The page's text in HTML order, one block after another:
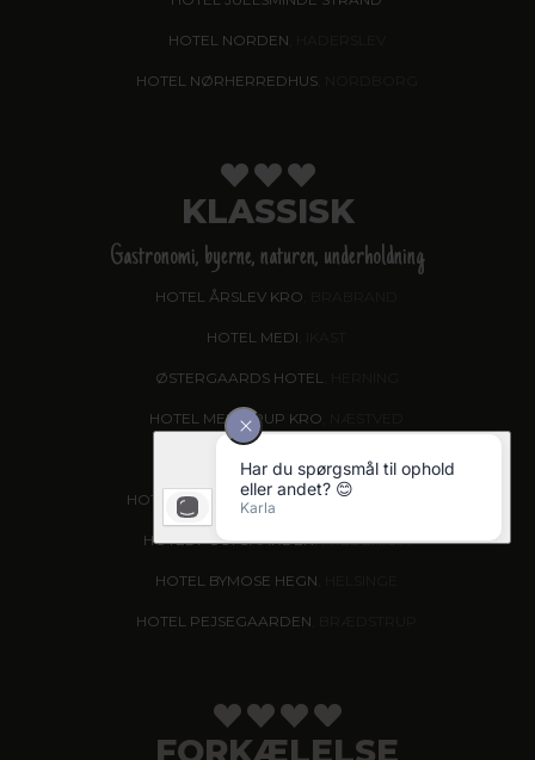
HOTEL NORDEN
HOTEL NØRHERREDHUS, NORDBORG
KLASSISK
Gastronomi, byerne, naturen, underholdning
HOTEL ÅRSLEV KRO
HOTEL MEDI
ØSTERGAARDS HOTEL, HERNING
HOTEL MENSTRUP KRO
HOTEL VISSENBJERG STORKRO
HOTEL ANSGAR, GARNI HOTEL, ESBJERG
HOTEL POSTGAARDEN, FREDERICIA
HOTEL BYMOSE HEGN
HOTEL PEJSEGAARDEN
FORKÆLELSE